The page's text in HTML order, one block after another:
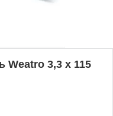
Weatro 3,3 х 115